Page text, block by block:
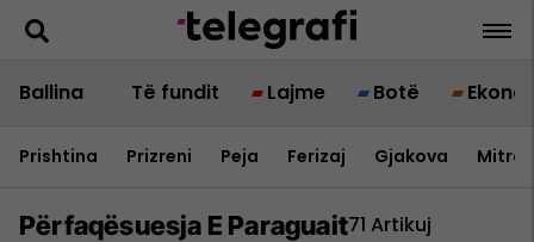
Ballina Të fundit Lajme Botë
Prishtina Prizreni Peja Ferizaj Gjakova
Përfaqësuesja E Paraguait71 Artikuj